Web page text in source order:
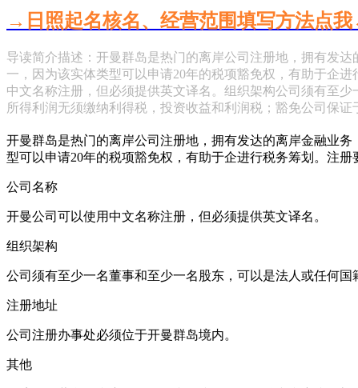
→日照起名核名、经营范围填写方法点
导读简介描述：开曼群岛是热门的离岸公司注册地，拥有发
一，因为该实体类型可以申请20年的税项豁免权，有助于企
中文名称注册，但必须提供英文译名。组织架构公司须有至
所得利润无须缴纳利得税，投资收益和利润税；豁免公司保
开曼群岛是热门的离岸公司注册地，拥有发达的离岸金融业
型可以申请20年的税项豁免权，有助于企进行税务筹划。注
公司名称
开曼公司可以使用中文名称注册，但必须提供英文译名。
组织架构
公司须有至少一名董事和至少一名股东，可以是法人或任何国
注册地址
公司注册办事处必须位于开曼群岛境内。
其他